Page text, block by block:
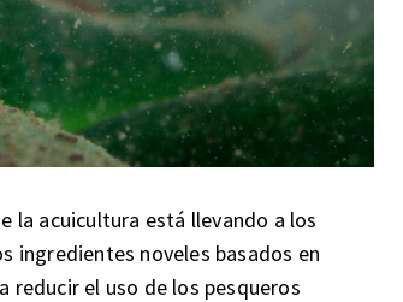
la acuicultura está llevando a los
ingredientes noveles basados en
reducir el uso de los pesqueros